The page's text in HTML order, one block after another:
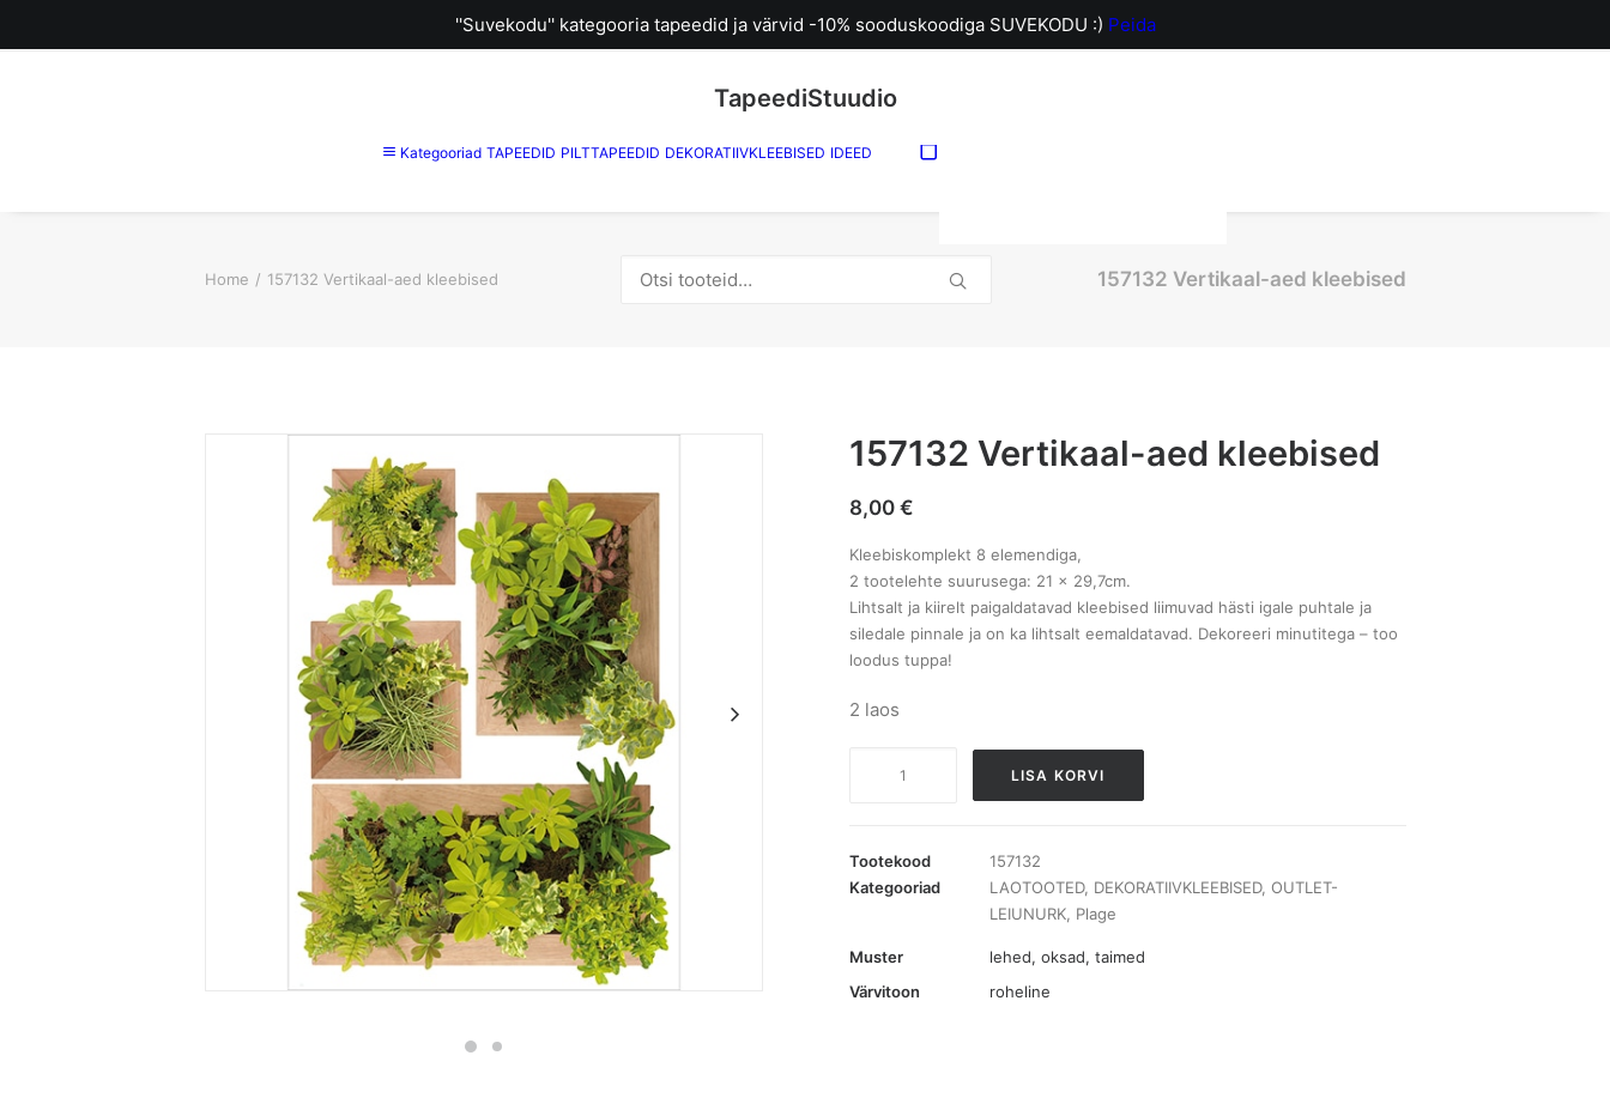
''Suvekodu'' kategooria tapeedid ja värvid -10% sooduskoodiga SUVEKODU :) Peida
TapeediStuudio
Kategooriad TAPEEDID PILTTAPEEDID DEKORATIIVKLEEBISED IDEED
Home 157132 Vertikaal-aed kleebised 157132 Vertikaal-aed kleebised
157132 Vertikaal-aed kleebised
8,00 €
Kleebiskomplekt 8 elemendiga,
2 tootelehte suurusega: 21 x 29,7cm.
Lihtsalt ja kiirelt paigaldatavad kleebised liimuvad hästi igale puhtale ja
siledale pinnale ja on ka lihtsalt eemaldatavad. Dekoreeri minutitega – too
loodus tuppa!
2 laos
kleebised
kogus
LISA KORVI
Tootekood
157132
Kategooriad
LAOTOOTED, DEKORATIIVKLEEBISED, OUTLET-
LEIUNURK, Plage
Muster
lehed, oksad, taimed
Värvitoon
roheline